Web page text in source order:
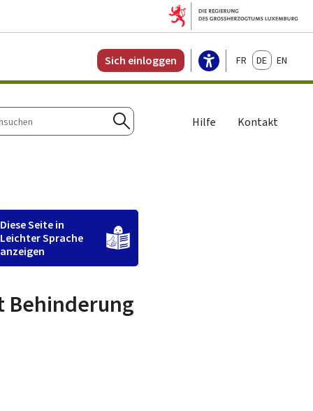
Sich einloggen FrançaisDeutschEnglish
Suchen
Hilfe Kontakt
Diese Seite in
Leichter Sprache
anzeigen
Behinderung